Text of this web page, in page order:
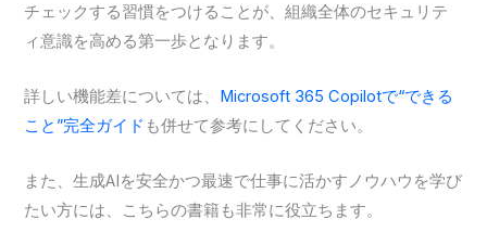
チェックする習慣をつけることが、組織全体のセキュリテ
ィ意識を高める第一歩となります。
詳しい機能差については、 Microsoft 365 Copilotで“できる
こと”完全ガイド も併せて参考にしてください。
また、生成AIを安全かつ最速で仕事に活かすノウハウを学び
たい方には、こちらの書籍も非常に役立ちます。